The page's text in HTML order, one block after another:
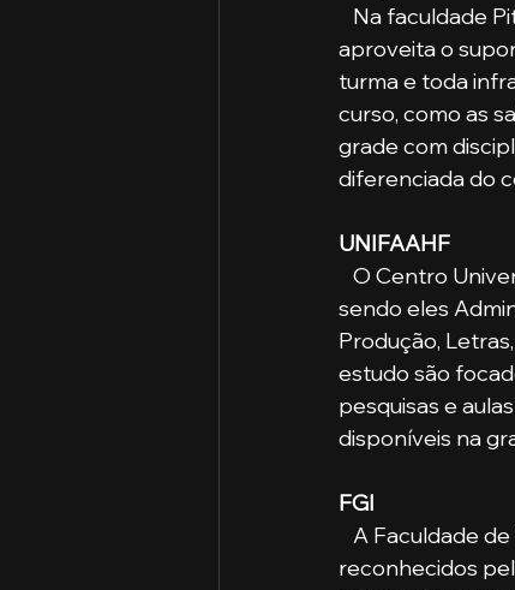
aproveita o
turma e toda
curso, como as
grade com
diferenciada do
UNIFAAHF
sendo eles
Produção,
estudo são
pesquisas e
disponíveis na
FGI
reconhecidos